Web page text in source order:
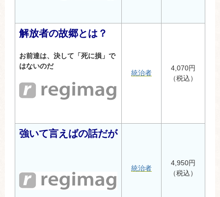
解放者の故郷とは？
お前達は、決して「死に損」で
はないのだ
統治者
4,070円
（税込）
強いて言えばの話だが
統治者
4,950円
（税込）